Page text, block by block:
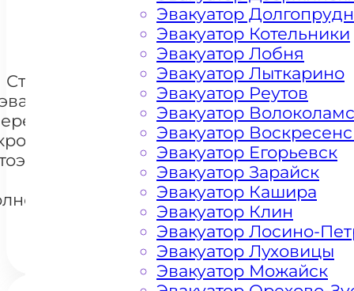
+ 100 РУБЛЕЙ ЗА КИЛОМЕТР
Стоимость
и
+7 985 222 99 01
Эвакуатор
Эвакуатор Котельники
Эвакуатор Лобня
Эвакуатор Лыткарино
Эвакуатор Реутов
Эвакуатор
Эвакуатор
Эвакуатор Егорьевск
Эвакуатор Зарайск
Эвакуатор Кашира
Эвакуатор Клин
Эвакуатор Лосино-
Эвакуатор Луховицы
Эвакуатор Можайск